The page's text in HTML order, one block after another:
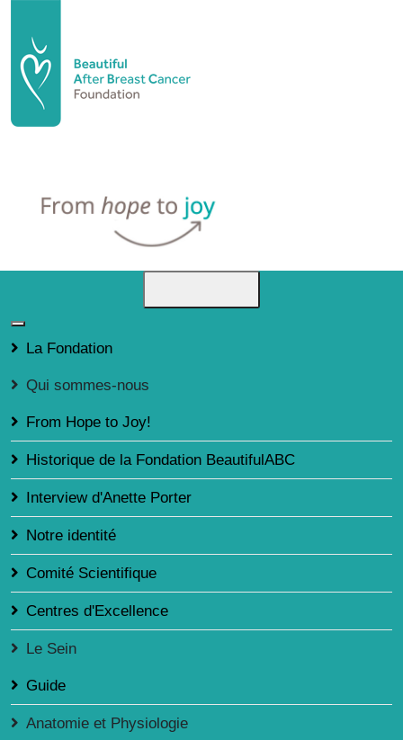
La Fondation
Qui sommes-nous
From Hope to Joy!
Historique de la Fondation BeautifulABC
Interview d'Anette Porter
Notre identité
Comité Scientifique
Centres d'Excellence
Le Sein
Guide
Anatomie et Physiologie